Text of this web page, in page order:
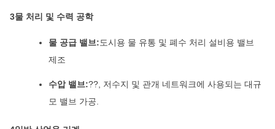
3물 처리 및 수력 공학
물 공급 밸브:도시용 물 유통 및 폐수 처리 설비용 밸브
제조
수압 밸브:??, 저수지 및 관개 네트워크에 사용되는 대규
모 밸브 가공.